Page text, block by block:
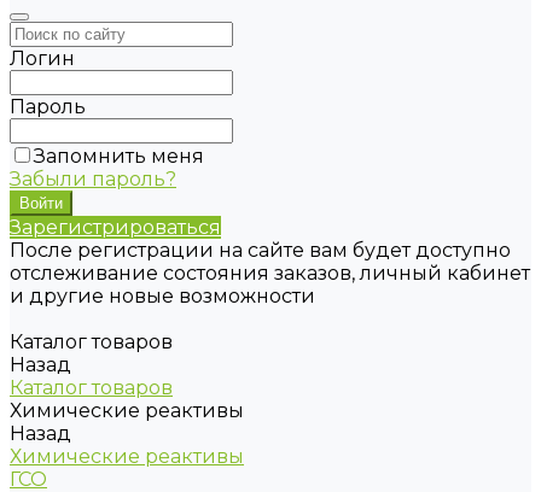
Логин
Пароль
Запомнить меня
Забыли пароль?
Зарегистрироваться
После регистрации на сайте вам будет доступно
отслеживание состояния заказов, личный кабинет
и другие новые возможности
Каталог товаров
Назад
Каталог товаров
Химические реактивы
Назад
Химические реактивы
ГСО